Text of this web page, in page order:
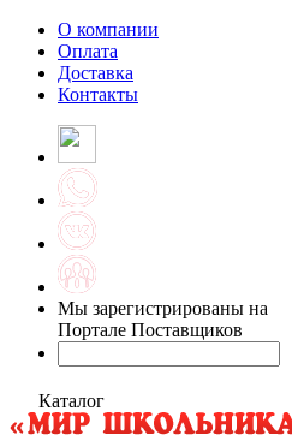
О компании
Оплата
Доставка
Контакты
Мы зарегистрированы на
Портале Поставщиков
Каталог